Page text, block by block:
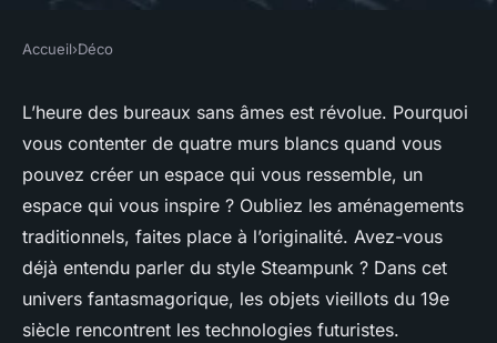
Comment incorporer le style
Steampunk dans un bureau à
domicile ?
Raphaël•12 février 2024•5 min de lecture
Accueil›Déco
L’heure des bureaux sans âmes est révolue. Pourquoi
vous contenter de quatre murs blancs quand vous
pouvez créer un espace qui vous ressemble, un
espace qui vous inspire ? Oubliez les aménagements
traditionnels, faites place à l’originalité. Avez-vous
déjà entendu parler du style Steampunk ? Dans cet
univers fantasmagorique, les objets vieillots du 19e
siècle rencontrent les technologies futuristes.